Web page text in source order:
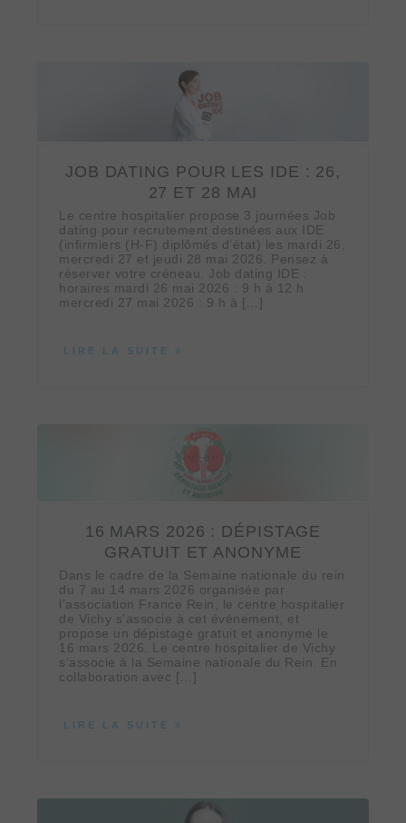
JOB DATING POUR LES IDE : 26,
27 ET 28 MAI
Le centre hospitalier propose 3 journées Job
dating pour recrutement destinées aux IDE
(infirmiers (H-F) diplômés d’état) les mardi 26,
mercredi 27 et jeudi 28 mai 2026. Pensez à
réserver votre créneau. Job dating IDE :
horaires mardi 26 mai 2026 : 9 h à 12 h
mercredi 27 mai 2026 : 9 h à […]
LIRE LA SUITE
16 MARS 2026 : DÉPISTAGE
GRATUIT ET ANONYME
Dans le cadre de la Semaine nationale du rein
du 7 au 14 mars 2026 organisée par
l’association France Rein, le centre hospitalier
de Vichy s’associe à cet événement, et
propose un dépistage gratuit et anonyme le
16 mars 2026. Le centre hospitalier de Vichy
s’associe à la Semaine nationale du Rein. En
collaboration avec […]
LIRE LA SUITE